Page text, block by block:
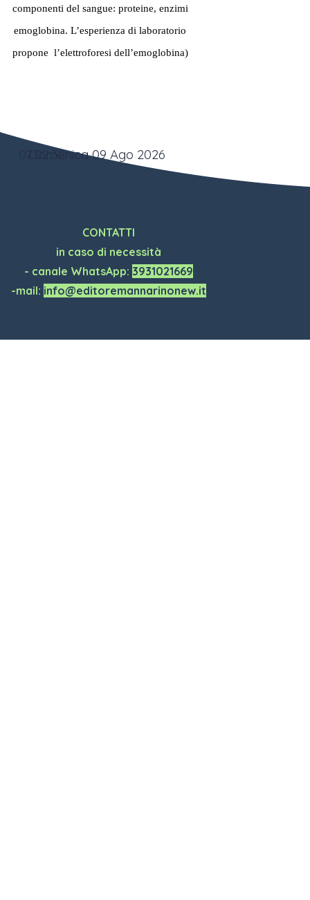
componenti del sangue: proteine, enzimi
emoglobina. L’esperienza di laboratorio
propone l’elettroforesi dell’emoglobina)
07:02:33
Domenica 09 Ago 2026
CONTATTI
in caso di necessità
- canale WhatsApp: 3931021669
-mail: info@editoremannarinonew.it